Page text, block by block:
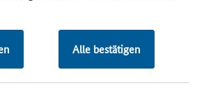
Alle bestätigen
für digitale Geschäftsmodelle sind.
Methoden und Vorgehensweisen den
für eine erfolgreiche
Produkten und Services. Dazu gehören etwa
der Bedürfnisse von potenziellen